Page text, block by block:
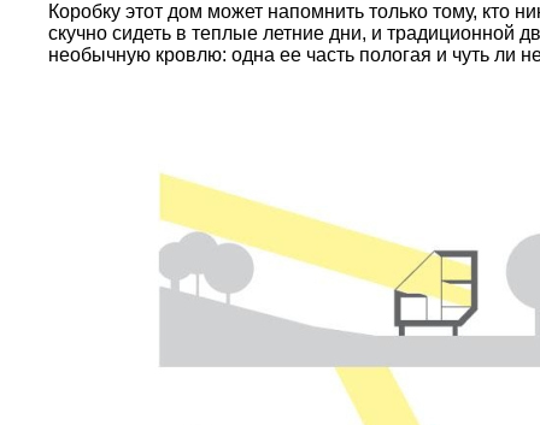
Коробку этот дом может напомнить только тому, кто
скучно сидеть в теплые летние дни, и традиционной
необычную кровлю: одна ее часть пологая и чуть ли